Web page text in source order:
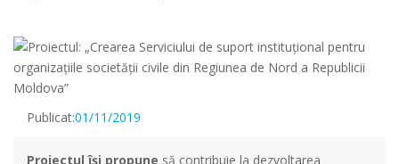
Publicat:01/11/2019
Proiectulîși propune să contribuie la dezvoltarea